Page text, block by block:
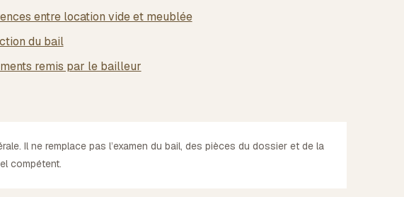
entre location vide et meublée
du bail
remis par le bailleur
Il ne remplace pas l’examen du bail, des pièces du dossier et de la
compétent.